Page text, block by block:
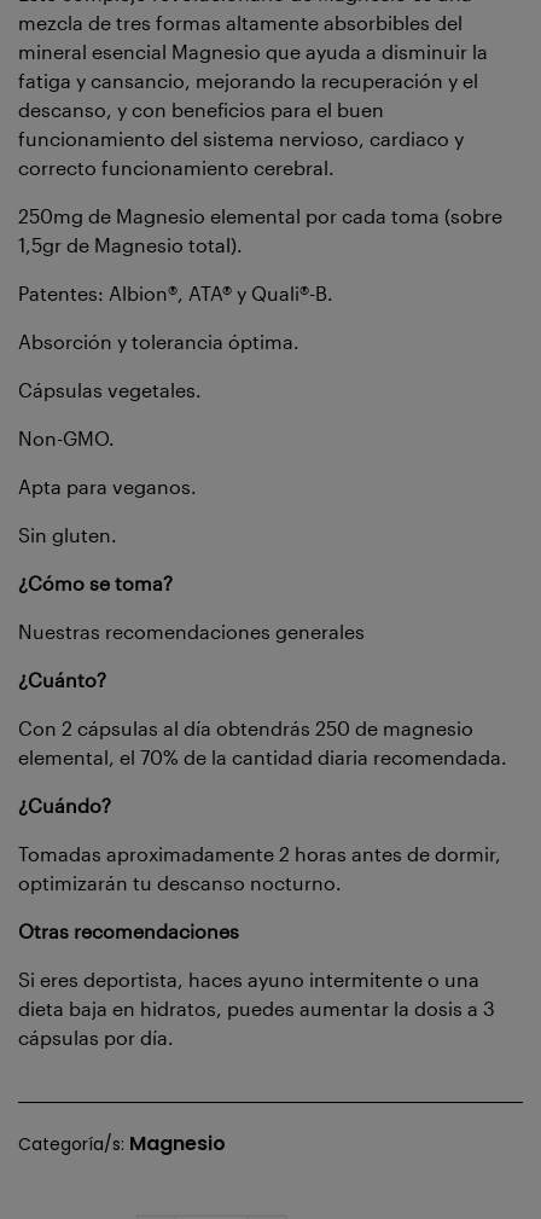
mezcla de tres formas altamente absorbibles del
mineral esencial Magnesio que ayuda a disminuir la
fatiga y cansancio, mejorando la recuperación y el
descanso, y con beneficios para el buen
funcionamiento del sistema nervioso, cardiaco y
correcto funcionamiento cerebral.
250mg de Magnesio elemental por cada toma (sobre
1,5gr de Magnesio total).
Patentes: Albion®, ATA® y Quali®-B.
Absorción y tolerancia óptima.
Cápsulas vegetales.
Non-GMO.
Apta para veganos.
Sin gluten.
¿Cómo se toma?
Nuestras recomendaciones generales
¿Cuánto?
Con 2 cápsulas al día obtendrás 250 de magnesio
elemental, el 70% de la cantidad diaria recomendada.
¿Cuándo?
Tomadas aproximadamente 2 horas antes de dormir,
optimizarán tu descanso nocturno.
Otras recomendaciones
Si eres deportista, haces ayuno intermitente o una
dieta baja en hidratos, puedes aumentar la dosis a 3
cápsulas por día.
Categoría/s: Magnesio